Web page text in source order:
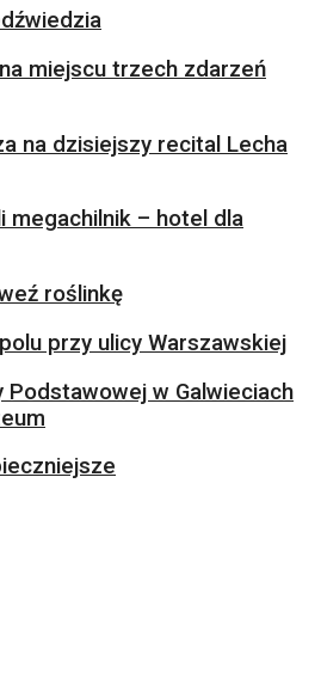
miejscu trzech zdarzeń
na dzisiejszy recital Lecha
megachilnik – hotel dla
roślinkę
przy ulicy Warszawskiej
Podstawowej w Galwieciach